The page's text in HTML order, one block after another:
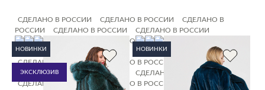
СДЕЛАНО В РОССИИ СДЕЛАНО В РОССИИ
СДЕЛАНО В
РОССИИ
СДЕЛАНО В РОССИИ
СДЕЛАНО В РОССИИ
СДЕЛАНО В РОССИИ
СДЕЛАНО В РОССИИ
РОССИИ
СДЕЛАНО В РОССИИ
СДЕЛАНО В РОССИИ
СДЕЛАНО В РОССИИ
СДЕЛАНО В РОССИИ
СДЕЛАНО В
РОССИИ
СДЕЛАНО В РОССИИ
СДЕЛАНО В РОССИИ
СДЕЛАНО В РОССИИ
СДЕЛАНО В РОССИИ
СДЕЛАНО В
НОВИНКИ
ЭКСКЛЮЗИВ
НОВИНКИ